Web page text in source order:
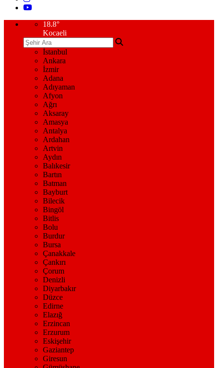
18.8°
Kocaeli
İstanbul
Ankara
İzmir
Adana
Adıyaman
Afyon
Ağrı
Aksaray
Amasya
Antalya
Ardahan
Artvin
Aydın
Balıkesir
Bartın
Batman
Bayburt
Bilecik
Bingöl
Bitlis
Bolu
Burdur
Bursa
Çanakkale
Çankırı
Çorum
Denizli
Diyarbakır
Düzce
Edirne
Elazığ
Erzincan
Erzurum
Eskişehir
Gaziantep
Giresun